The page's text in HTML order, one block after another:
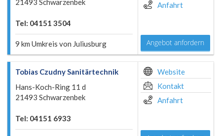
21493 Schwarzenbek
Tel: 04151 3504
9 km Umkreis von Juliusburg
Anfahrt
Angebot anfordern
Tobias Czudny Sanitärtechnik
Hans-Koch-Ring 11 d
21493 Schwarzenbek
Tel: 04151 6933
Website
Kontakt
Anfahrt